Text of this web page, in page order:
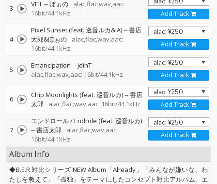
3 VEIL--ぼぉの
alac,flac,wav,aac:
16bit/44.1kHz
Add Track
4
Pixel Sunset (feat. 巡音ルカ&IA)--書店
太郎&ぼぉの
alac,flac,wav,aac:
16bit/44.1kHz
Add Track
5 Emancipation --joinT
alac,flac,wav,aac: 16bit/44.1kHz
Add Track
6 Chip Moonlights (feat. 巡音ルカ)--書店
太郎
alac,flac,wav,aac: 16bit/44.1kHz Add Track
7
エンドロール / Endrole (feat. 巡音ルカ)
--書店太郎
alac,flac,wav,aac:
16bit/44.1kHz
Add Track
Album Info
◆B.E.R 対比シリーズ NEW Album「Already」「みんなが嫌いな、わ
たしを教えて」「孤独」をテーマにしたコンセプト対比アルバム。エ